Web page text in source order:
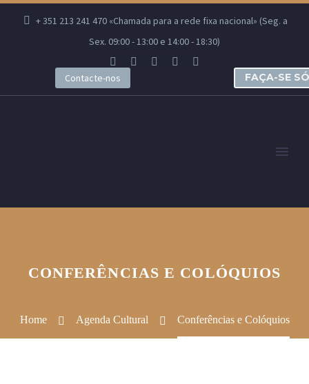
+ 351 213 241 470 «Chamada para a rede fixa nacional» (Seg. a
Sex. 09:00 - 13:00 e 14:00 - 18:30)
Contacte-nos FAÇA-SE
CONFERÊNCIAS E COLÓQUIOS
Home Agenda Cultural Conferências e Colóquios